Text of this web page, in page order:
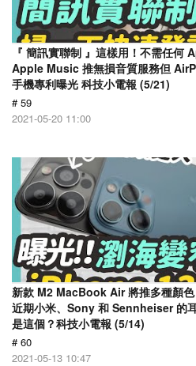
『 簡訊實聯制 』這樣用！不需任何
Apple Music 推無損音質服務但
手機專利曝光 科技小電報 (5/21)
# 59
2021-05-20 11:00
新款 M2 MacBook Air 將推多種顏
近期小米、Sony 和 Sennheiser 的
是這個？科技小電報 (5/14)
# 60
2021-05-13 10:47